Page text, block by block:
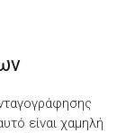
είναι χαμηλή